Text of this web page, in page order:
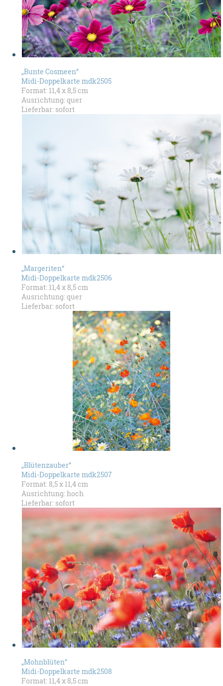
„Bunte Cosmeen“
Midi-Doppelkarte mdk2505
Format: 11,4 x 8,5 cm
Ausrichtung: quer
Lieferbar: sofort
„Margeriten“
Midi-Doppelkarte mdk2506
Format: 11,4 x 8,5 cm
Ausrichtung: quer
Lieferbar: sofort
„Blütenzauber“
Midi-Doppelkarte mdk2507
Format: 8,5 x 11,4 cm
Ausrichtung: hoch
Lieferbar: sofort
„Mohnblüten“
Midi-Doppelkarte mdk2508
Format: 11,4 x 8,5 cm